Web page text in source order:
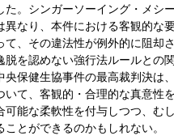
。シンガーソーイング・メシ
なり、本件における客観的な
、その違法性が例外的に阻却
を認めない強行法ルールとの
保健生協事件の最高裁判決は
て、客観的・合理的な真意性
能な柔軟性を付与しつつ、む
とができるのかもしれない。